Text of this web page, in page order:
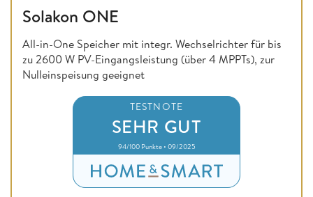
Solakon ONE
All-in-One Speicher mit integr. Wechselrichter für bis
zu 2600 W PV-Eingangsleistung (über 4 MPPTs), zur
Nulleinspeisung geeignet
TESTNOTE
SEHR GUT
94/100 Punkte • 09/2025